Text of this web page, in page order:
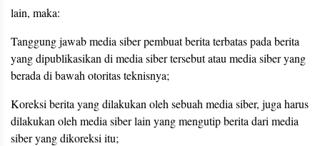
lain, maka:
Tanggung jawab media siber pembuat berita terbatas pada berita
yang dipublikasikan di media siber tersebut atau media siber yang
berada di bawah otoritas teknisnya;
Koreksi berita yang dilakukan oleh sebuah media siber, juga harus
dilakukan oleh media siber lain yang mengutip berita dari media
siber yang dikoreksi itu;